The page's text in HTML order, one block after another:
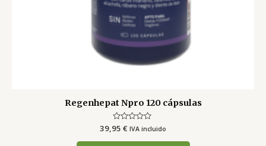
Regenhepat Npro 120 cápsulas
Valorado
0
39,95 € IVA incluido